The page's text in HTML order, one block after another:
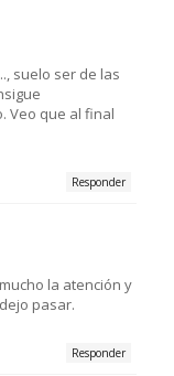
suelo ser de las
Veo que al final
Responder
la atención y
pasar.
Responder